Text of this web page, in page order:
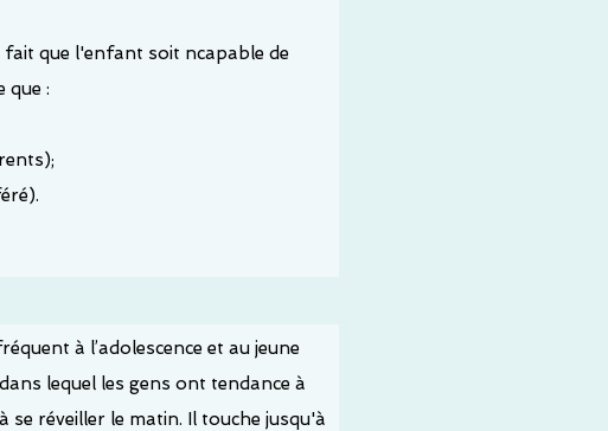
que l'enfant soit ncapable de
que :
à l’adolescence et au jeune
lequel les gens ont tendance à
réveiller le matin. Il touche jusqu'à